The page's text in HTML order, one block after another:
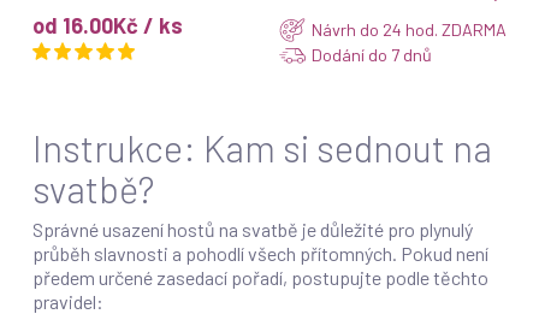
od 16.00Kč / ks
Návrh do 24 hod. ZDARMA
Dodání do 7 dnů
Instrukce: Kam si sednout na
svatbě?
Správné usazení hostů na svatbě je důležité pro plynulý
průběh slavnosti a pohodlí všech přítomných. Pokud není
předem určené zasedací pořadí, postupujte podle těchto
pravidel: